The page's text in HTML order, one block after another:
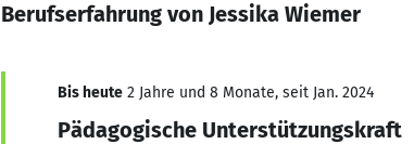
Berufserfahrung von Jessika Wiemer
Bis heute 2 Jahre und 8 Monate, seit Jan. 2024
Pädagogische Unterstützungskraft